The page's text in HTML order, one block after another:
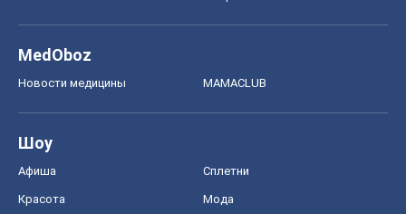
MedOboz
Новости медицины MAMACLUB
Шоу
Афиша Сплетни
Красота Мода